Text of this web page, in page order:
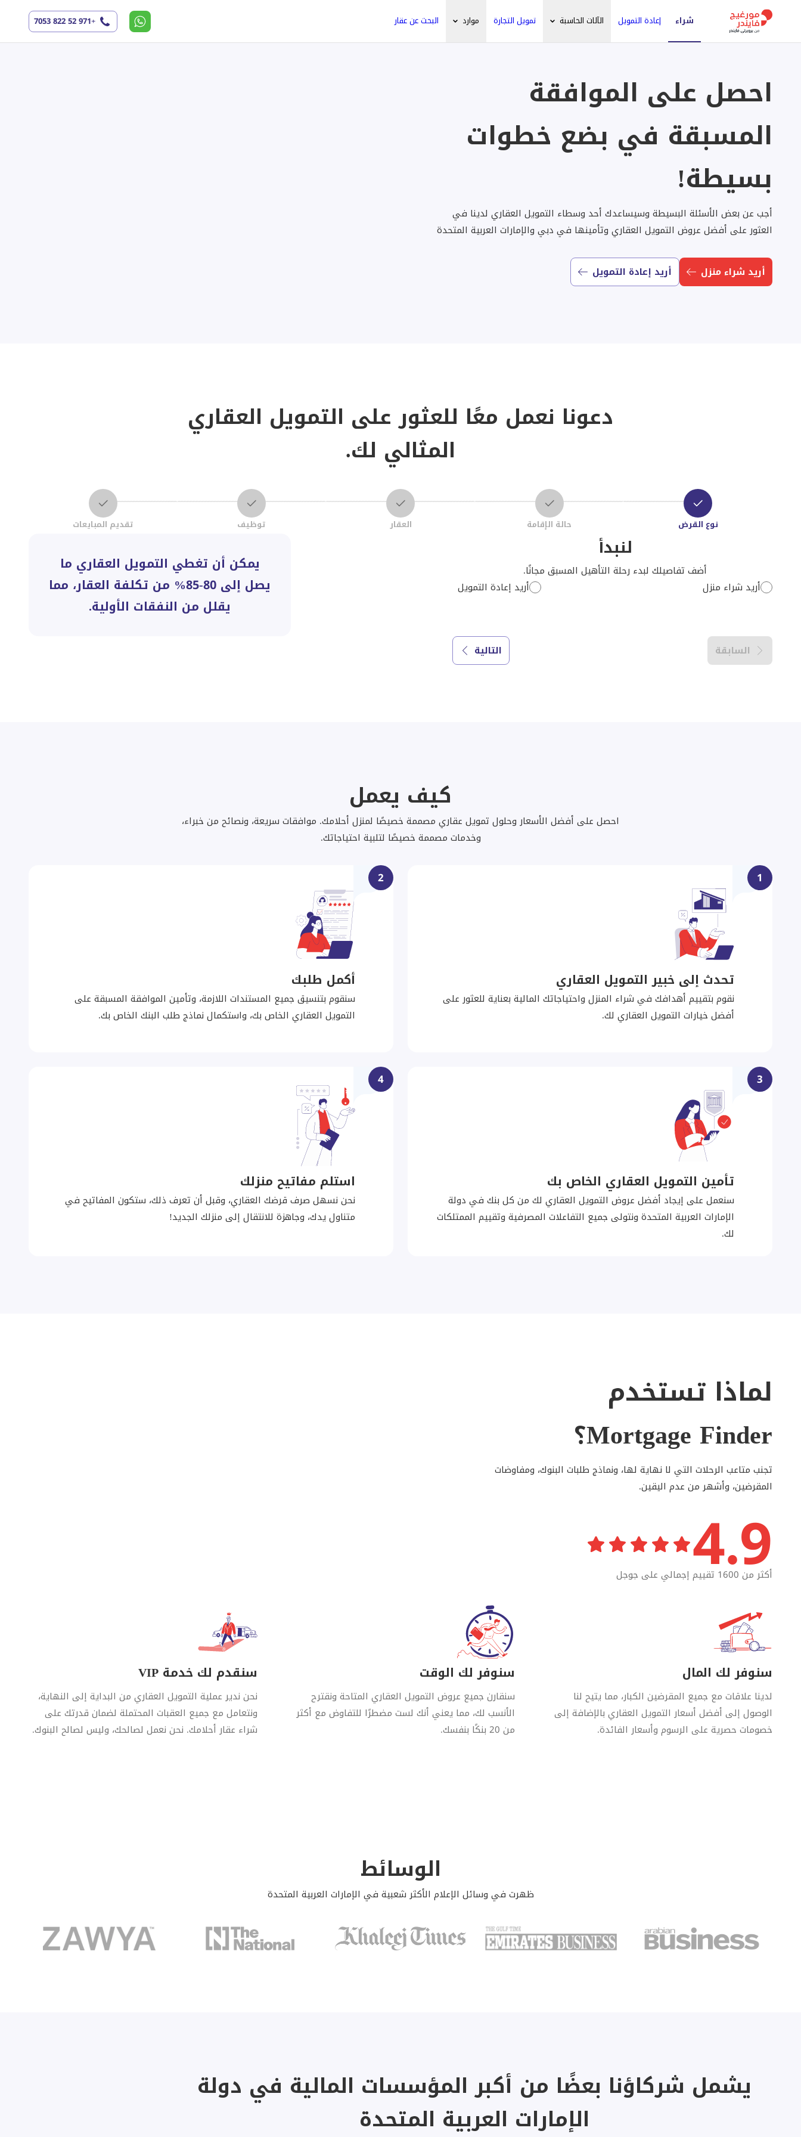
شراء إعادة التمويل الآلات الحاسبة تمويل التجارة موارد البحث عن عقار +971 52 822 7053
احصل على الموافقة
المسبقة في بضع خطوات
بسيطة!
أجب عن بعض الأسئلة البسيطة وسيساعدك أحد وسطاء التمويل العقاري لدينا في
العثور على أفضل عروض التمويل العقاري وتأمينها في دبي والإمارات العربية المتحدة
أريد شراء منزل أريد إعادة التمويل
دعونا نعمل معًا للعثور على التمويل العقاري
المثالي لك.
نوع القرض حالة الإقامة العقار توظيف تقديم المبايعات
لنبدأ
أضف تفاصيلك لبدء رحلة التأهيل المسبق مجانًا.
أريد شراء منزل
أريد إعادة التمويل
يمكن أن تغطي التمويل العقاري ما
يصل إلى 80-85% من تكلفة العقار، مما
يقلل من النفقات الأولية.
السابقة التالية
كيف يعمل
احصل على أفضل الأسعار وحلول تمويل عقاري مصممة خصيصًا لمنزل أحلامك. موافقات سريعة، ونصائح من خبراء،
وخدمات مصممة خصيصًا لتلبية احتياجاتك.
1
تحدث إلى خبير التمويل العقاري
نقوم بتقييم أهدافك في شراء المنزل واحتياجاتك المالية بعناية للعثور على
أفضل خيارات التمويل العقاري لك.
2
أكمل طلبك
سنقوم بتنسيق جميع المستندات اللازمة، وتأمين الموافقة المسبقة على
التمويل العقاري الخاص بك، واستكمال نماذج طلب البنك الخاص بك.
3
تأمين التمويل العقاري الخاص بك
سنعمل على إيجاد أفضل عروض التمويل العقاري لك من كل بنك في دولة
الإمارات العربية المتحدة ونتولى جميع التفاعلات المصرفية وتقييم الممتلكات
لك.
4
استلم مفاتيح منزلك
نحن نسهل صرف قرضك العقاري، وقبل أن تعرف ذلك، ستكون المفاتيح في
متناول يدك، وجاهزة للانتقال إلى منزلك الجديد!
لماذا تستخدم
Mortgage Finder؟
تجنب متاعب الرحلات التي لا نهاية لها، ونماذج طلبات البنوك، ومفاوضات
المقرضين، وأشهر من عدم اليقين.
4.9
أكثر من 1600 تقييم إجمالي على جوجل
سنوفر لك المال
لدينا علاقات مع جميع المقرضين الكبار، مما يتيح لنا
الوصول إلى أفضل أسعار التمويل العقاري بالإضافة إلى
خصومات حصرية على الرسوم وأسعار الفائدة.
سنوفر لك الوقت
سنقارن جميع عروض التمويل العقاري المتاحة ونقترح
الأنسب لك، مما يعني أنك لست مضطرًا للتفاوض مع أكثر
من 20 بنكًا بنفسك.
سنقدم لك خدمة VIP
نحن ندير عملية التمويل العقاري من البداية إلى النهاية،
ونتعامل مع جميع العقبات المحتملة لضمان قدرتك على
شراء عقار أحلامك. نحن نعمل لصالحك، وليس لصالح البنوك.
الوسائط
ظهرت في وسائل الإعلام الأكثر شعبية في الإمارات العربية المتحدة
يشمل شركاؤنا بعضًا من أكبر المؤسسات المالية في دولة
الإمارات العربية المتحدة